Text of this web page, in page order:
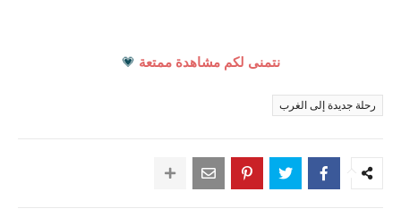
نتمنى لكم مشاهدة ممتعة 💗
رحلة جديدة إلى الغرب